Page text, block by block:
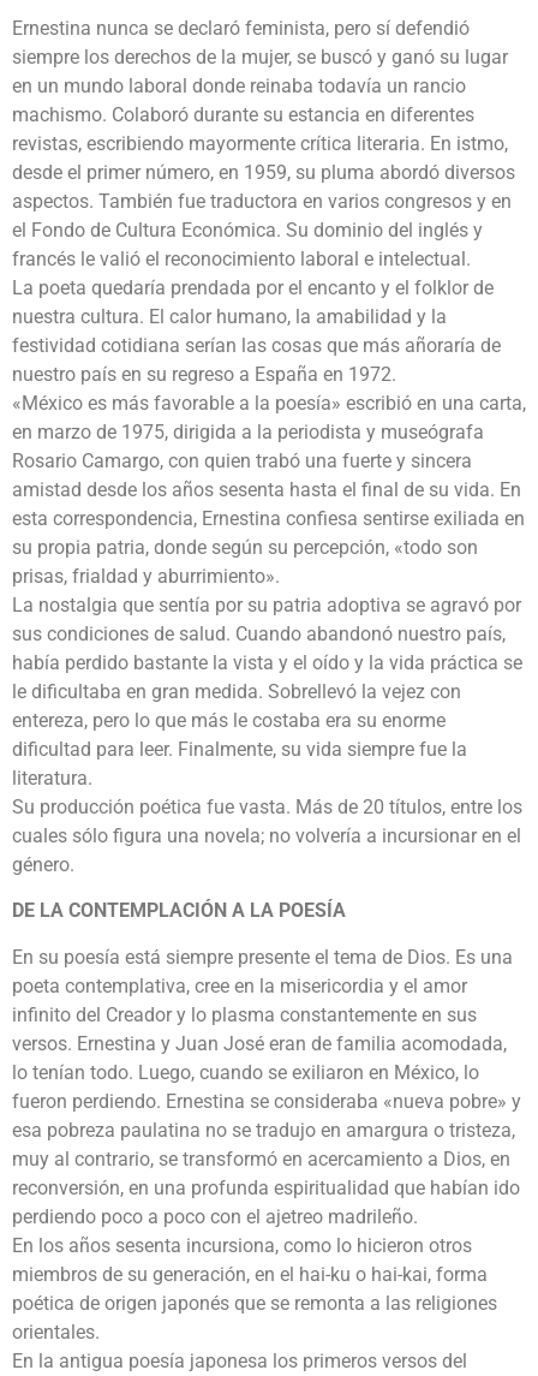
Ernestina nunca se declaró feminista, pero sí defendió
siempre los derechos de la mujer, se buscó y ganó su lugar
en un mundo laboral donde reinaba todavía un rancio
machismo. Colaboró durante su estancia en diferentes
revistas, escribiendo mayormente crítica literaria. En istmo,
desde el primer número, en 1959, su pluma abordó diversos
aspectos. También fue traductora en varios congresos y en
el Fondo de Cultura Económica. Su dominio del inglés y
francés le valió el reconocimiento laboral e intelectual.
La poeta quedaría prendada por el encanto y el folklor de
nuestra cultura. El calor humano, la amabilidad y la
festividad cotidiana serían las cosas que más añoraría de
nuestro país en su regreso a España en 1972.
«México es más favorable a la poesía» escribió en una carta,
en marzo de 1975, dirigida a la periodista y museógrafa
Rosario Camargo, con quien trabó una fuerte y sincera
amistad desde los años sesenta hasta el final de su vida. En
esta correspondencia, Ernestina confiesa sentirse exiliada en
su propia patria, donde según su percepción, «todo son
prisas, frialdad y aburrimiento».
La nostalgia que sentía por su patria adoptiva se agravó por
sus condiciones de salud. Cuando abandonó nuestro país,
había perdido bastante la vista y el oído y la vida práctica se
le dificultaba en gran medida. Sobrellevó la vejez con
entereza, pero lo que más le costaba era su enorme
dificultad para leer. Finalmente, su vida siempre fue la
literatura.
Su producción poética fue vasta. Más de 20 títulos, entre los
cuales sólo figura una novela; no volvería a incursionar en el
género.
DE LA CONTEMPLACIÓN A LA POESÍA
En su poesía está siempre presente el tema de Dios. Es una
poeta contemplativa, cree en la misericordia y el amor
infinito del Creador y lo plasma constantemente en sus
versos. Ernestina y Juan José eran de familia acomodada,
lo tenían todo. Luego, cuando se exiliaron en México, lo
fueron perdiendo. Ernestina se consideraba «nueva pobre» y
esa pobreza paulatina no se tradujo en amargura o tristeza,
muy al contrario, se transformó en acercamiento a Dios, en
reconversión, en una profunda espiritualidad que habían ido
perdiendo poco a poco con el ajetreo madrileño.
En los años sesenta incursiona, como lo hicieron otros
miembros de su generación, en el hai-ku o hai-kai, forma
poética de origen japonés que se remonta a las religiones
orientales.
En la antigua poesía japonesa los primeros versos del